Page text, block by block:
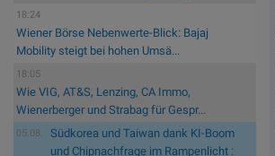
18:24
Wiener Börse Nebenwerte-Blick: Bajaj
Mobility steigt bei hohen Umsä...
18:05
Wie VIG, AT&S, Lenzing, CA Immo,
Wienerberger und Strabag für Gespr...
05.08.
Südkorea und Taiwan dank KI-Boom
und Chipnachfrage im Rampenlicht :